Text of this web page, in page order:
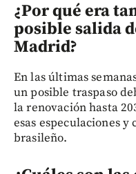
¿Por qué era
posible salida
Madrid?
En las últimas
un posible traspaso
la renovación hasta
esas especulaciones
brasileño.